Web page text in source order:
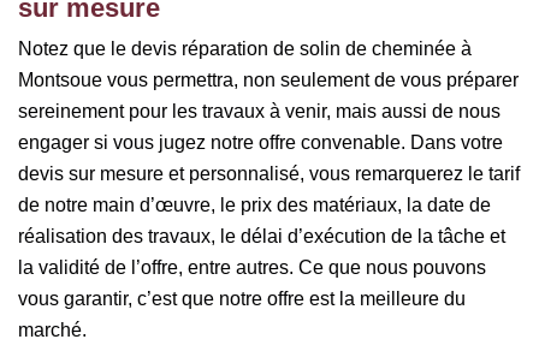
sur mesure
Notez que le devis réparation de solin de cheminée à
Montsoue vous permettra, non seulement de vous préparer
sereinement pour les travaux à venir, mais aussi de nous
engager si vous jugez notre offre convenable. Dans votre
devis sur mesure et personnalisé, vous remarquerez le tarif
de notre main d’œuvre, le prix des matériaux, la date de
réalisation des travaux, le délai d’exécution de la tâche et
la validité de l’offre, entre autres. Ce que nous pouvons
vous garantir, c’est que notre offre est la meilleure du
marché.